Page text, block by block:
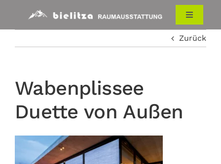
springen
Toggle
ÜBER UNS
KONTAKT
Zurück
Wabenplissee
Duette von Außen